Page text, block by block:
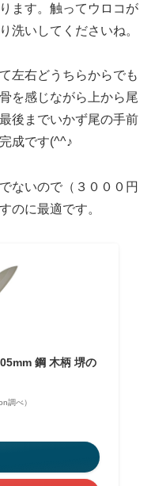
ます。触ってウロコが
洗いしてくださいね。
左右どうちらからでも
を感じながら上から尾
後までいかず尾の手前
成です(^^♪
ないので（３０００円
のに最適です。
鋼 木柄 堺の
調べ）